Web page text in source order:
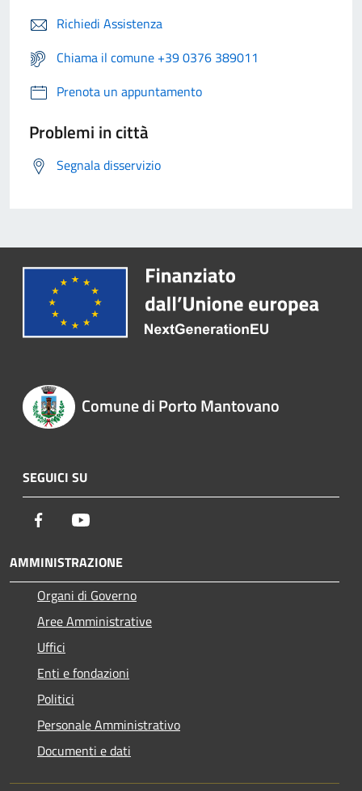
Richiedi Assistenza
Chiama il comune +39 0376 389011
Prenota un appuntamento
Problemi in città
Segnala disservizio
Comune di Porto Mantovano
SEGUICI SU
Facebook
AMMINISTRAZIONE
Organi di Governo
Aree Amministrative
Uffici
Enti e fondazioni
Politici
Personale Amministrativo
Documenti e dati